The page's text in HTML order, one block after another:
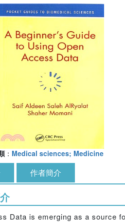
： Medical sciences; Medicine
作者簡介
Data is emerging as a source